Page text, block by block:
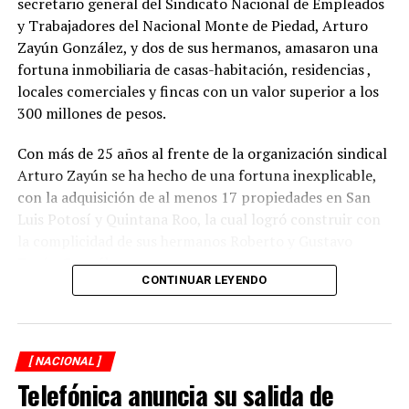
corresponde a la empresa dar la opinión sobre esa
minuta”.
Asimismo, se hizo del conocimiento de las y los
integrantes de la Comisión el acuerdo de su Junta
Directiva por el que se establece el calendario de
reuniones para el segundo periodo de receso del primer
año de la LXV Legislatura, a fin de que las y los
diputados integrantes cumplan sus obligaciones
establecidas en ley, en sus respectivos distritos
El documento señala que se aprobó realizar la cuarta
reunión ordinaria el 11 de mayo de 2022, y la quinta, el
Cámara de Diputados.
y Trabajadores del Nacional Monte de Piedad, Arturo
Zayún González, y dos de sus hermanos, amasaron una
fortuna inmobiliaria de casas-habitación, residencias ,
locales comerciales y fincas con un valor superior a los
300 millones de pesos.
Con más de 25 años al frente de la organización sindical
Arturo Zayún se ha hecho de una fortuna inexplicable,
con la adquisición de al menos 17 propiedades en San
Luis Potosí y Quintana Roo, la cual logró construir con
Zayún González.
descubrió que el líder gremial adquirió su red
inmobiliaria, en la mayoría de los casos, con pagos
realizados en efectivo y con una valuación menor del
verdadero costo de las propiedades que hoy forman
CONTINUAR LEYENDO
[ NACIONAL ]
Telefónica anuncia su salida de